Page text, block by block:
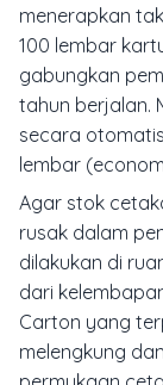
menerapkan
100 lembar
gabungkan
tahun berjalan.
secara
lembar (
Agar stok
rusak dalam
dilakukan di
dari
Carton yang
melengkung